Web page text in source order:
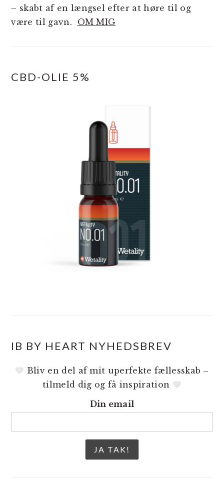
– skabt af en længsel efter at høre til og
være til gavn. OM MIG
CBD-OLIE 5%
IB BY HEART NYHEDSBREV
Bliv en del af mit uperfekte fællesskab –
tilmeld dig og få inspiration
Din email